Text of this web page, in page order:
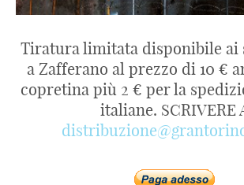
Tiratura limitata disponibile ai
a Zafferano al prezzo di 10 €
copretina più 2 € per la
italiane. SCRIVERE